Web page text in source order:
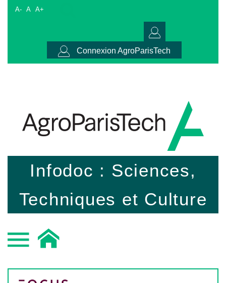
A- A A+
Connexion AgroParisTech
Infodoc : Sciences,
Techniques et Culture